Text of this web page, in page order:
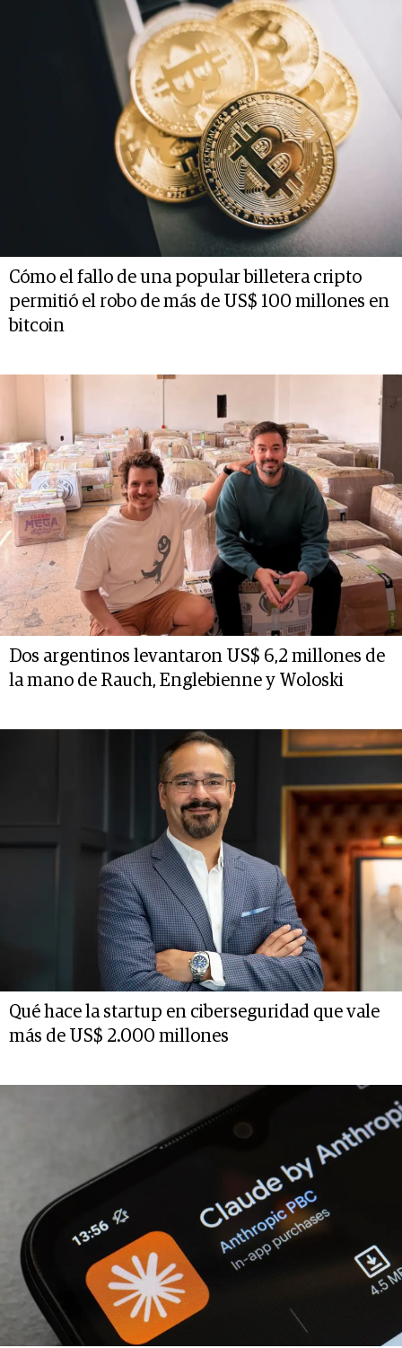
Cómo el fallo de una popular billetera cripto
permitió el robo de más de US$ 100 millones en
bitcoin
Dos argentinos levantaron US$ 6,2 millones de
la mano de Rauch, Englebienne y Woloski
Qué hace la startup en ciberseguridad que vale
más de US$ 2.000 millones